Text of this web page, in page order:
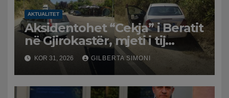
AKTUALITET
Aksidentohet “Cekja” i Beratit
në Gjirokastër, mjeti i tij
përplaset me atë të klerikut
bektashian
KOR 31, 2026 GILBERTA SIMONI